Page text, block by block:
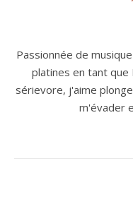
Passionnée de
platines en tant que
sérievore, j'aime
m'évader